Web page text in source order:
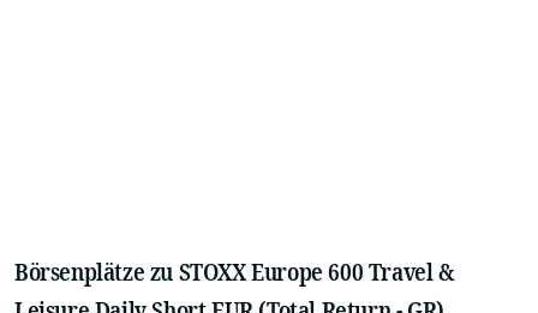
Börsenplätze zu STOXX Europe 600 Travel &